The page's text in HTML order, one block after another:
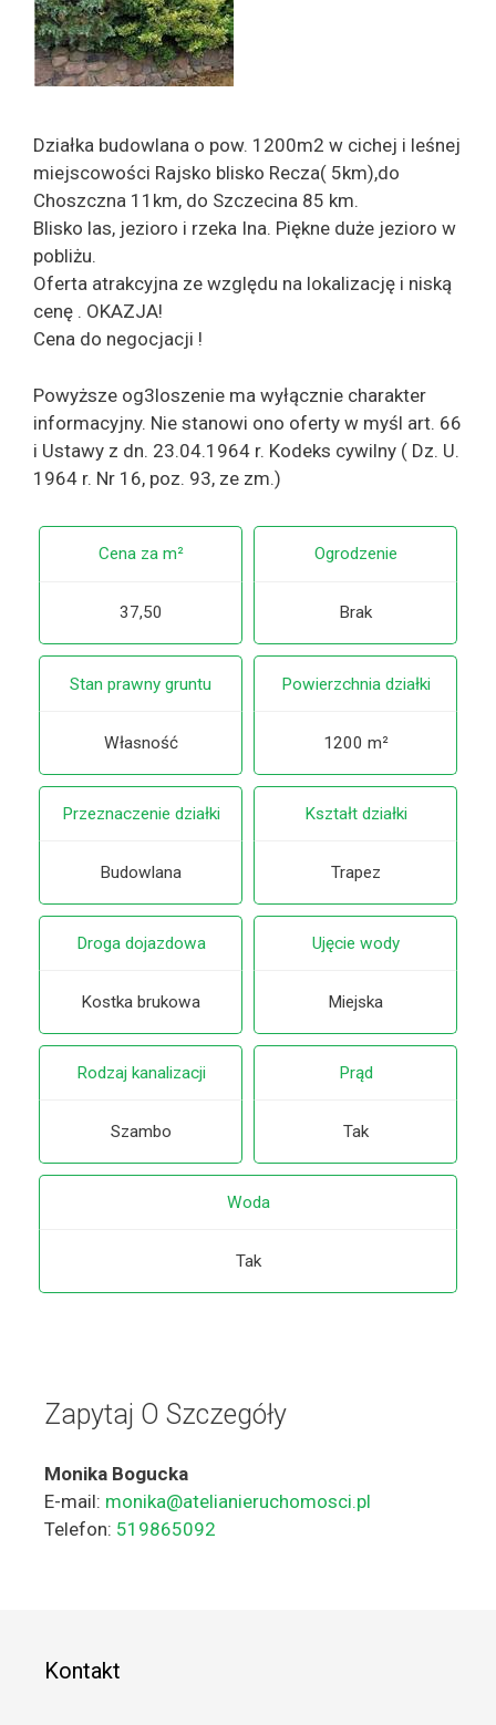
Działka budowlana o pow. 1200m2 w cichej i leśnej
miejscowości Rajsko blisko Recza( 5km),do
Choszczna 11km, do Szczecina 85 km.
Blisko las, jezioro i rzeka Ina. Piękne duże jezioro w
pobliżu.
Oferta atrakcyjna ze względu na lokalizację i niską
cenę . OKAZJA!
Cena do negocjacji !
Powyższe og3loszenie ma wyłącznie charakter
informacyjny. Nie stanowi ono oferty w myśl art. 66
i Ustawy z dn. 23.04.1964 r. Kodeks cywilny ( Dz. U.
1964 r. Nr 16, poz. 93, ze zm.)
Cena za m²
37,50
Ogrodzenie
Brak
Stan prawny gruntu
Własność
Powierzchnia działki
1200 m²
Przeznaczenie działki
Budowlana
Kształt działki
Trapez
Droga dojazdowa
Kostka brukowa
Ujęcie wody
Miejska
Rodzaj kanalizacji
Szambo
Prąd
Tak
Woda
Tak
Zapytaj O Szczegóły
Monika Bogucka
E-mail: monika@atelianieruchomosci.pl
Telefon: 519865092
Kontakt